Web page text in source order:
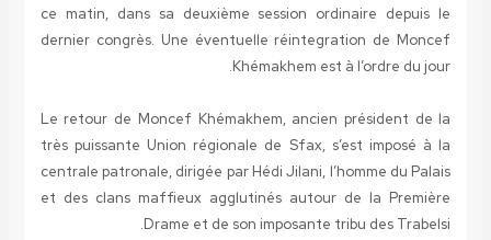
ce matin, dans sa deuxième session ordinaire depuis le
dernier congrès. Une éventuelle réintegration de Moncef
Khémakhem est à l’ordre du jour.
Le retour de Moncef Khémakhem, ancien président de la
très puissante Union régionale de Sfax, s’est imposé à la
centrale patronale, dirigée par Hédi Jilani, l’homme du Palais
et des clans maffieux agglutinés autour de la Première
Drame et de son imposante tribu des Trabelsi.